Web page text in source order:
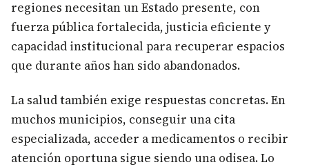
regiones necesitan un Estado presente, con
fuerza pública fortalecida, justicia eficiente y
capacidad institucional para recuperar espacios
que durante años han sido abandonados.
La salud también exige respuestas concretas. En
muchos municipios, conseguir una cita
especializada, acceder a medicamentos o recibir
atención oportuna sigue siendo una odisea. Lo